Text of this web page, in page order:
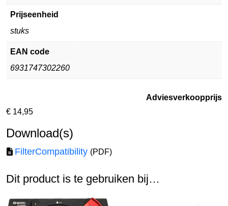
Prijseenheid
stuks
EAN code
6931747302260
Adviesverkoopprijs
€ 14,95
Download(s)
FilterCompatibility (PDF)
Dit product is te gebruiken bij…